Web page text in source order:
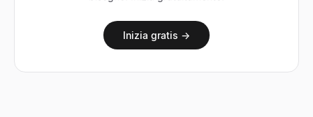
Inizia gratis →